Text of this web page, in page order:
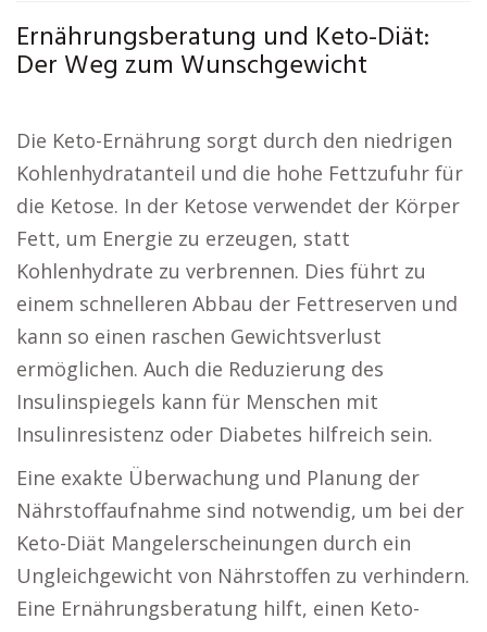
Ernährungsberatung und Keto-Diät:
Der Weg zum Wunschgewicht
Die Keto-Ernährung sorgt durch den niedrigen
Kohlenhydratanteil und die hohe Fettzufuhr für
die Ketose. In der Ketose verwendet der Körper
Fett, um Energie zu erzeugen, statt
Kohlenhydrate zu verbrennen. Dies führt zu
einem schnelleren Abbau der Fettreserven und
kann so einen raschen Gewichtsverlust
ermöglichen. Auch die Reduzierung des
Insulinspiegels kann für Menschen mit
Insulinresistenz oder Diabetes hilfreich sein.
Eine exakte Überwachung und Planung der
Nährstoffaufnahme sind notwendig, um bei der
Keto-Diät Mangelerscheinungen durch ein
Ungleichgewicht von Nährstoffen zu verhindern.
Eine Ernährungsberatung hilft, einen Keto-